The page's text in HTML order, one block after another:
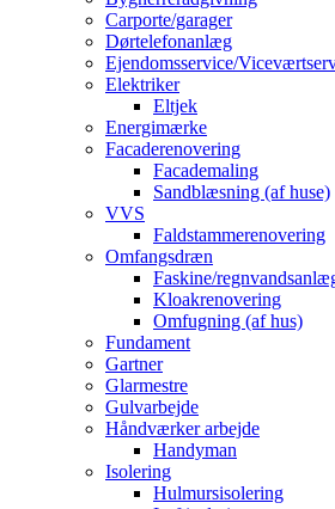
Carporte/garager
Dørtelefonanlæg
Ejendomsservice/
Elektriker
Eltjek
Energimærke
Facaderenovering
Facademaling
Sandblæsning (af huse)
VVS
Faldstammerenovering
Omfangsdræn
Faskine/
Kloakrenovering
Omfugning (af hus)
Fundament
Gartner
Glarmestre
Gulvarbejde
Håndværker arbejde
Handyman
Isolering
Hulmursisolering